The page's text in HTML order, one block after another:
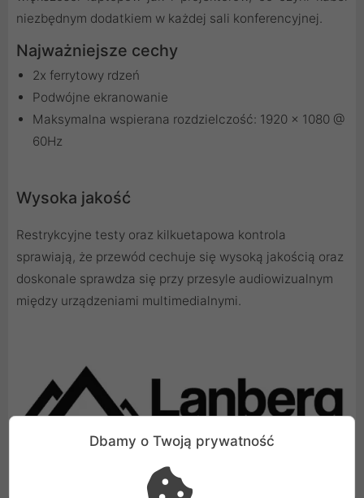
niezbędnym dodatkiem w każdej sali konferencyjnej.
Najważniejsze cechy
2x ferrytowy rdzeń
Podwójne ekranowanie
Maksymalna wspierana rozdzielczość: 1920 x 1080 @
60Hz
Wysoka jakość
Restrykcyjne testy oraz kilkuetapowa kontrola
sprawiają, że przewód cechuje się wysoką jakością oraz
doskonale sprawdza się przy przesyle audiowizualnym
między urządzeniami multimedialnymi.
Dbamy o Twoją prywatność